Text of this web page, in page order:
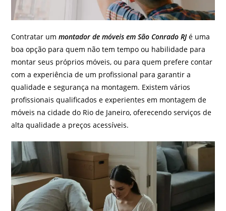
Contratar ummontador de móveis em São Conrado RJé uma
boa opção para quem não tem tempo ou habilidade para
montar seus próprios móveis, ou para quem prefere contar
com a experiência de um profissional para garantir a
qualidade e segurança na montagem. Existem vários
profissionais qualificados e experientes em montagem de
móveis na cidade do Rio de Janeiro, oferecendo serviços de
alta qualidade a preços acessíveis.